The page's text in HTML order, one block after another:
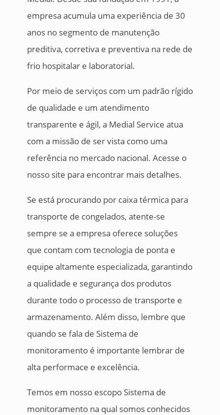
empresa acumula uma experiência de 30
anos no segmento de manutenção
preditiva, corretiva e preventiva na rede de
frio hospitalar e laboratorial.
Por meio de serviços com um padrão rígido
de qualidade e um atendimento
transparente e ágil, a Medial Service atua
com a missão de ser vista como uma
referência no mercado nacional. Acesse o
nosso site para encontrar mais detalhes.
Se está procurando por caixa térmica para
transporte de congelados, atente-se
sempre se a empresa oferece soluções
que contam com tecnologia de ponta e
equipe altamente especializada, garantindo
a qualidade e segurança dos produtos
durante todo o processo de transporte e
armazenamento. Além disso, lembre que
quando se fala de Sistema de
monitoramento é importante lembrar de
alta performace e excelência.
Temos em nosso escopo Sistema de
monitoramento na qual somos conhecidos